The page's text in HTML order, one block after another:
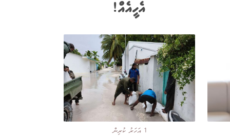
އެހީއެއް!
1 އަހަރު ކުރިން